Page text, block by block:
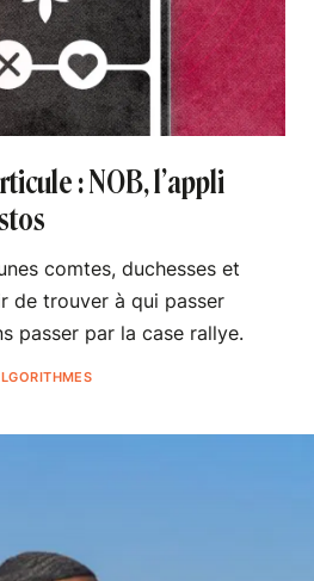
: NOB, l’appli
comtes, duchesses et
de trouver à qui passer
passer par la case rallye.